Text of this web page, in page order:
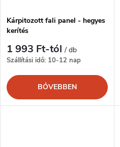
é
s
e
á
j
a
Kárpitozott fali panel - hegyes
kerítés
1 993 Ft-tól/ db
Szállítási idő: 10-12 nap
BŐVEBBEN